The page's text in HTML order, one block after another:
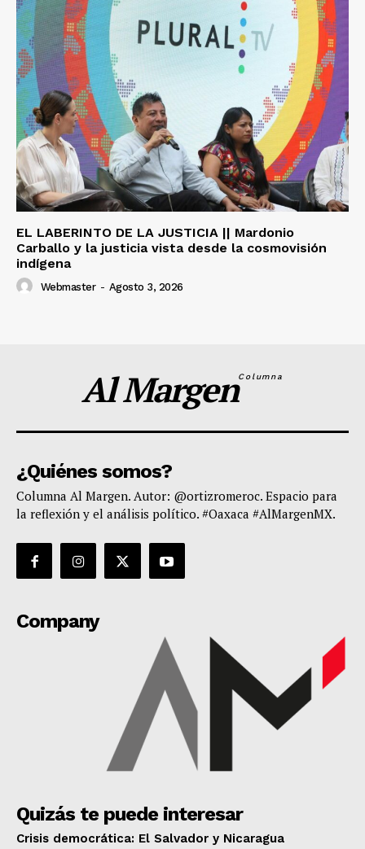
EL LABERINTO DE LA JUSTICIA || Mardonio
Carballo y la justicia vista desde la cosmovisión
indígena
Webmaster - Agosto 3, 2026
Al MargenColumna
¿Quiénes somos?
Columna Al Margen. Autor: @ortizromeroc. Espacio para
la reflexión y el análisis político. #Oaxaca #AlMargenMX.
Company
Quizás te puede interesar
Crisis democrática: El Salvador y Nicaragua